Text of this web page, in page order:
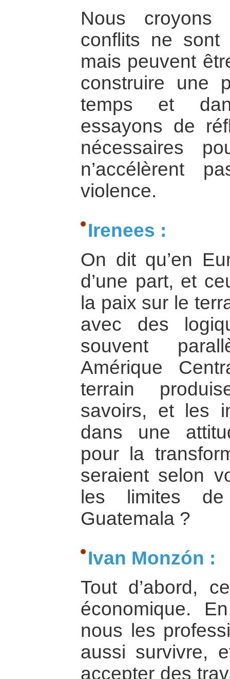
Nous croyons
conflits ne
mais peuvent
construire une
temps et
essayons de
nécessaires
n’accélèrent
violence.
Irenees :
On dit qu’en
d’une part, et
la paix sur le
avec des
souvent
Amérique
terrain
savoirs, et les
dans une
pour la
seraient selon
les limites
Guatemala ?
Ivan Monzón :
Tout d’abord,
économique.
nous les
aussi survivre,
accepter des